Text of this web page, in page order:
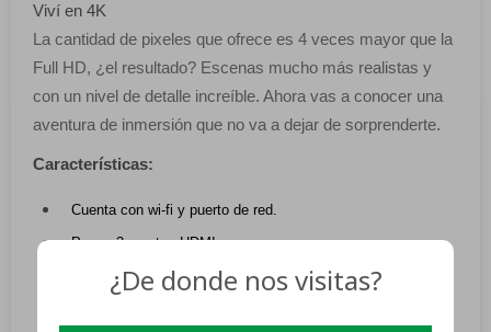
Viví en 4K
La cantidad de pixeles que ofrece es 4 veces mayor que la
Full HD, ¿el resultado? Escenas mucho más realistas y
con un nivel de detalle increíble. Ahora vas a conocer una
aventura de inmersión que no va a dejar de sorprenderte.
Características:
Cuenta con wi-fi y puerto de red.
Posee 3 puertos HDMI.
Equipado con conexión USB.
¿De donde nos visitas?